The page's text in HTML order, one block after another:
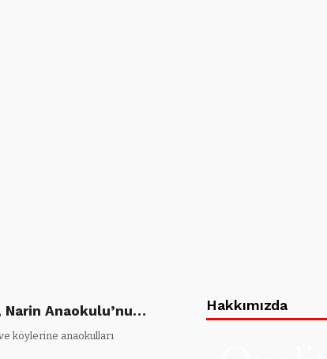
Narin Anaokulu’nu…
köylerine anaokulları
Hakkımızda